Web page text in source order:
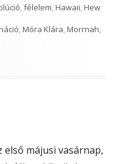
,félelem,Hawaii,Hew
,Móra Klára,Morrnah,
első májusi vasárnap,